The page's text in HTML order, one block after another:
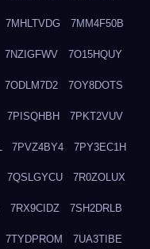
7MHLTVDG 7MM4F50B
7NZIGFWV 7O15HQUY
7ODLM7D2 7OY8DOTS
7PISQHBH 7PKT2VUV
7PVZ4BY4 7PY3EC1H
7QSLGYCU 7R0ZOLUX
7RX9CIDZ 7SH2DRLB
7TYDPROM 7UA3TIBE